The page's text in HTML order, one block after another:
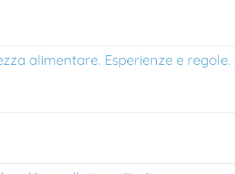
alimentare. Esperienze e